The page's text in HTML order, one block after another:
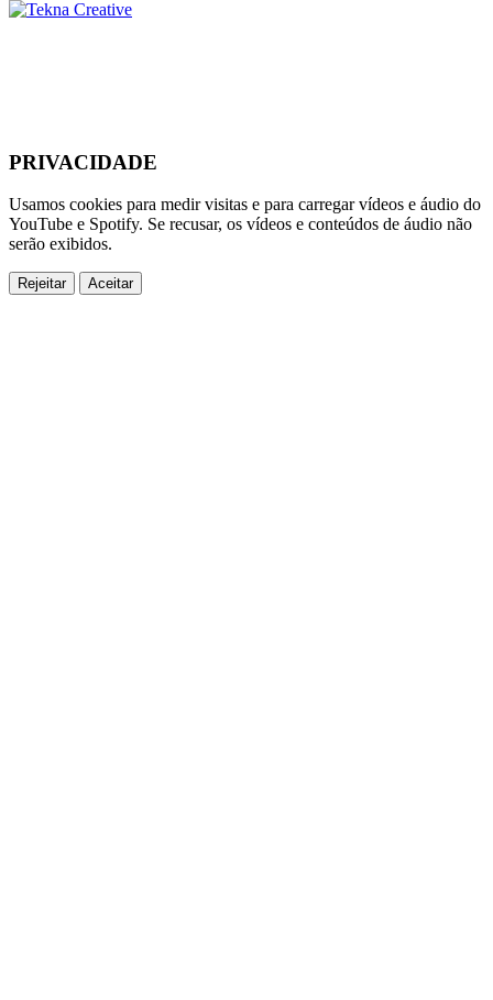
PRIVACIDADE
Usamos cookies para medir visitas e para carregar vídeos e áudio do
YouTube e Spotify. Se recusar, os vídeos e conteúdos de áudio não
serão exibidos.
Rejeitar Aceitar